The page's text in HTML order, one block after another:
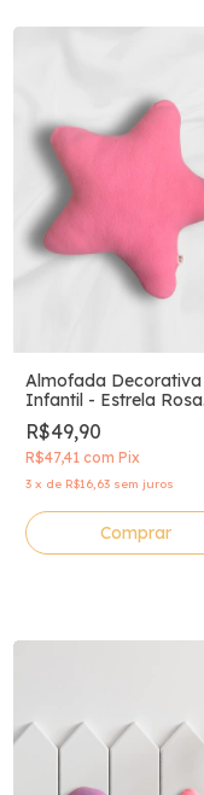
Almofada Decorativa
Infantil - Estrela Rosa
Chiclete
R$49,90
R$47,41 com Pix
3 x de R$16,63 sem juros